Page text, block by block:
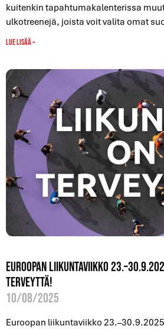
kuitenkin tapahtumakalenterissa
ulkotreenejä, joista voit valita omat
Lue lisää »
Euroopan liikuntaviikko
terveyttä!
10/08/2025
Euroopan liikuntaviikko